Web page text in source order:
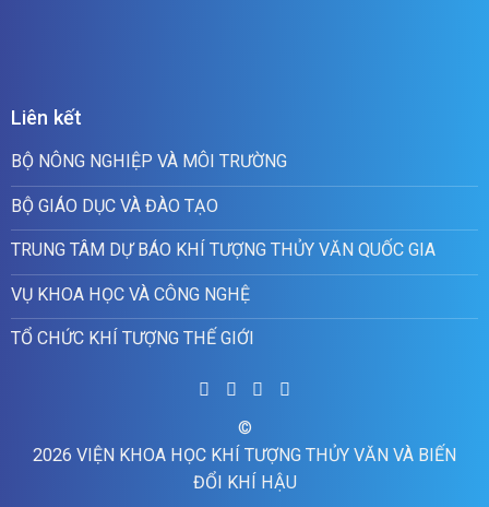
Liên kết
BỘ NÔNG NGHIỆP VÀ MÔI TRƯỜNG
BỘ GIÁO DỤC VÀ ĐÀO TẠO
TRUNG TÂM DỰ BÁO KHÍ TƯỢNG THỦY VĂN QUỐC GIA
VỤ KHOA HỌC VÀ CÔNG NGHỆ
TỔ CHỨC KHÍ TƯỢNG THẾ GIỚI
©
2026 VIỆN KHOA HỌC KHÍ TƯỢNG THỦY VĂN VÀ BIẾN
ĐỔI KHÍ HẬU